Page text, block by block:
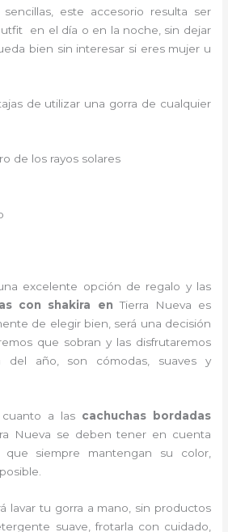
este accesorio resulta ser
en el día o en la noche, sin dejar
bien sin interesar si eres mujer u
de utilizar una gorra de cualquier
de los rayos solares
excelente opción de regalo y las
con shakira enTierra Nueva es
de elegir bien, será una decisión
que sobran y las disfrutaremos
del año, son cómodas, suaves y
a las cachuchas bordadas
Nueva se deben tener en cuenta
que siempre mantengan su color,
lavar tu gorra a mano, sin productos
suave, frotarla con cuidado,